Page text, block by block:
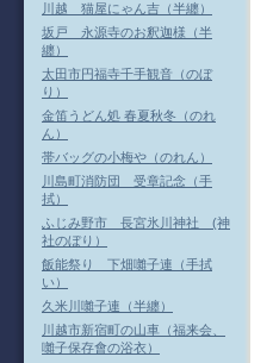
川越 猫屋にゃん吉（半纏）
坂戸 永源寺のお釈迦様（半
纏）
太田市円福寺千手観音（のぼ
り）
金笛うどん処 春夏秋冬（のれ
ん）
帯バッグの小梅や（のれん）
川島町消防団 受章記念（手
拭）
ふじみ野市 長宮氷川神社 (神
社のぼり）
飯能祭り 下畑囃子連（手拭
い）
久米川囃子連（半纏）
川越市新宿町の山車（福来会、
囃子保存會の浴衣）